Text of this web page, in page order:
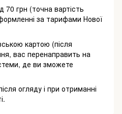
70 грн (точна вартість
за тарифами Нової
картою (після
вас перенаправить на
де ви зможете
огляду і при отриманні